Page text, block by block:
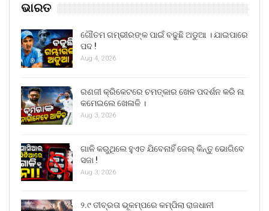
ଭାରତ
ଗୌତମ ଗମ୍ଭୀରଙ୍କ ପାଇଁ ବଢୁଛି ଅଡୁଆ । ଯାଇପାରେ
ପଦ !
Aug 4, 2026
ରଣଜୀ କ୍ରିକେଟରେ ଚମତ୍କାର ଖେଳ ପଦର୍ଶନ କରି ନା
କମେଇଲେ ଖେଳାଳି ।
Aug 3, 2026
ଗାଳି କରୁଥିଲେ ହୁଏତ ଯିବେନାହିଁ ଜେଲ୍ କିନ୍ତୁ ଭୋଗିବେ
ସଜା !
Aug 3, 2026
୨.୯ ତୀବ୍ରତା ଭୂକମ୍ପରେ କମ୍ପିଲା ରାଜଧାନୀ